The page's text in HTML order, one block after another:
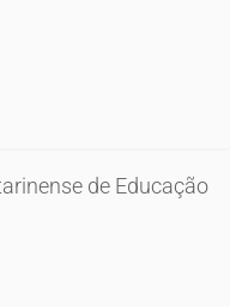
de Educação